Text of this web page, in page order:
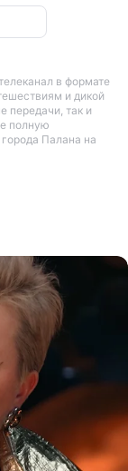
в формате
и дикой
передачи, так и
полную
Палана на